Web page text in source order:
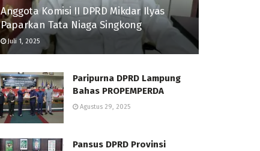
Anggota Komisi II DPRD Mikdar Ilyas
Paparkan Tata Niaga Singkong
Juli 1, 2025
Paripurna DPRD Lampung
Bahas PROPEMPERDA
Agustus 29, 2025
Pansus DPRD Provinsi